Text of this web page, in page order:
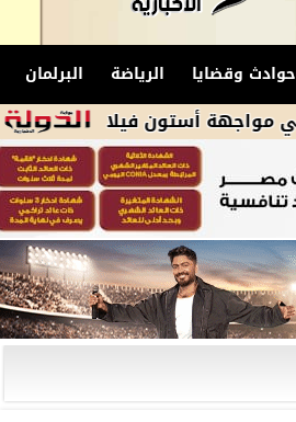
حوادث وقضايا الرياضة البرلمان
محافظ